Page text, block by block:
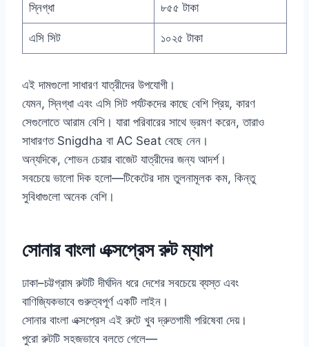
স্নিগ্ধা ৮৫৫ টাকা
এসি সিট ১০২৫ টাকা
এই দামগুলো সাধারণ যাত্রীদের উপযোগী।
যেমন, স্নিগ্ধা এবং এসি সিট পর্যটকদের কাছে বেশি প্রিয়, কারণ
সেগুলোতে আরাম বেশি। যারা পরিবারের সাথে ভ্রমণ করেন, তারাও
সাধারণত Snigdha বা AC Seat বেছে নেন।
অন্যদিকে, শোভন চেয়ার বাজেট যাত্রীদের জন্য আদর্শ।
সবচেয়ে ভালো দিক হলো—টিকেটের দাম তুলনামূলক কম, কিন্তু
সুবিধাগুলো অনেক বেশি।
সোনার বাংলা এক্সপ্রেস রুট ম্যাপ
ঢাকা–চট্টগ্রাম রুটটি দীর্ঘদিন ধরে দেশের সবচেয়ে ব্যস্ত এবং
বাণিজ্যিকভাবে গুরুত্বপূর্ণ একটি লাইন।
সোনার বাংলা এক্সপ্রেস এই রুটে খুব দ্রুতগামী পরিষেবা দেয়।
পুরো রুটটি সহজভাবে বলতে গেলে—